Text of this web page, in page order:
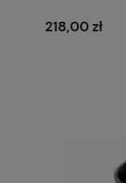
218,00 zł